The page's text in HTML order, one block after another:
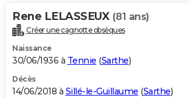
Rene LELASSEUX (81 ans)
Créer une cagnotte obsèques
Naissance
30/06/1936 à Tennie (Sarthe)
Décès
14/06/2018 à Sillé-le-Guillaume (Sarthe)